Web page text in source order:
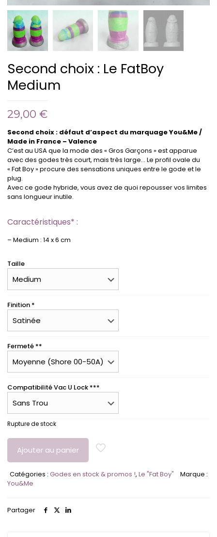
Second choix : Le FatBoy
Medium
29,00 €
Second choix : défaut d’aspect du marquage You&Me /
Made in France – Valence
C’est au USA que la mode des « Gros Garçons » est apparue
avec des godes très court, mais très large… Le profil ovale du
« Fat Boy » procure des sensations uniques entre le gode et le
plug.
Avec ce gode hybride, vous avez de quoi repousser vos limites
sans longueur inutile.
Caractéristiques* :
– Medium : 14 x 6 cm
Taille
Finition *
Fermeté **
Compatibilité Vac U Lock ***
Rupture de stock
Ajouter au panier
Catégories : Godes en stock & promos !, Le "Fat Boy"
Marque :
You&Me
Partager